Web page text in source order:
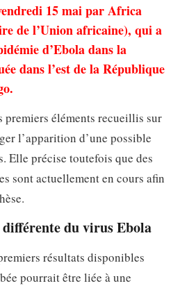
15 mai par Africa
de l’Union africaine), qui a
d’Ebola dans la
dans l’est de la République
premiers éléments recueillis sur
l’apparition d’une possible
Elle précise toutefois que des
sont actuellement en cours afin
différente du virus Ebola
résultats disponibles
pourrait être liée à une